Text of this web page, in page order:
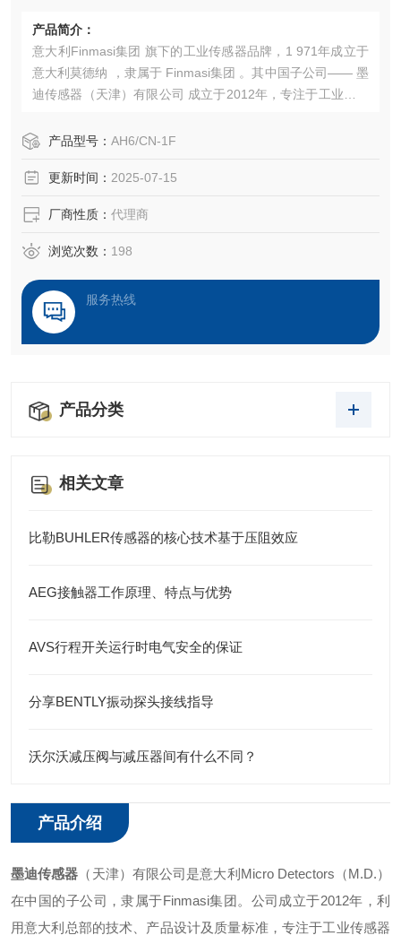
产品简介：
意大利Finmasi集团 旗下的工业传感器品牌，1 971年成立于
意大利莫德纳 ，隶属于 Finmasi集团 。其中国子公司—— 墨
迪传感器（天津）有限公司 成立于2012年，专注于工业传感
产品型号： AH6/CN-1F
更新时间： 2025-07-15
厂商性质： 代理商
浏览次数： 198
服务热线
产品分类
相关文章
比勒BUHLER传感器的核心技术基于压阻效应
AEG接触器工作原理、特点与优势
AVS行程开关运行时电气安全的保证
分享BENTLY振动探头接线指导
沃尔沃减压阀与减压器间有什么不同？
产品介绍
墨迪传感器 （天津）有限公司是意大利Micro Detectors（M.D.）
在中国的子公司，隶属于Finmasi集团。公司成立于2012年，利
用意大利总部的技术、产品设计及质量标准，专注于工业传感器